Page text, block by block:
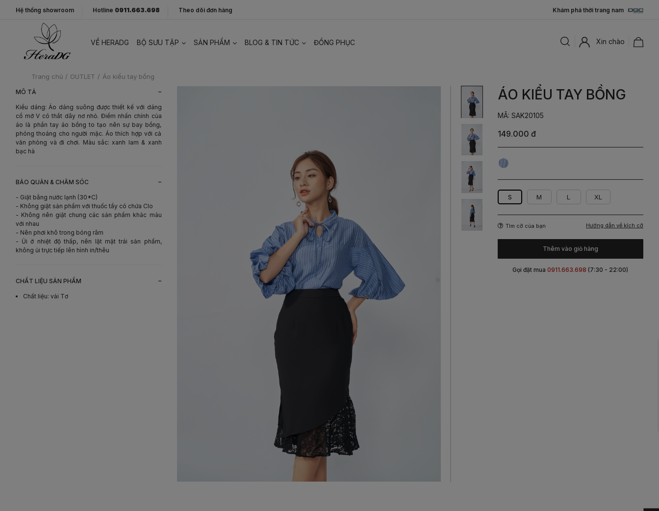
Hệ thống showroom Hotline 0911.663.698 Theo dõi đơn hàng Khám phá thời trang nam
VỀ HERADG BỘ SƯU TẬP SẢN PHẨM BLOG & TIN TỨC ĐỒNG PHỤC Xin chào
Trang chủ / OUTLET / Áo kiểu tay bồng
MÔ TẢ -
Kiểu dáng: Áo dáng suông được thiết kế với dáng
cổ mở V có thắt dây nơ nhỏ. Điểm nhấn chính của
áo là phần tay áo bồng to tạo nên sự bay bổng,
phóng thoáng cho người mặc. Áo thích hợp với cả
văn phòng và đi chơi. Màu sắc: xanh lam & xanh
bạc hà
BẢO QUẢN & CHĂM SÓC -
- Giặt bằng nước lạnh (30*C)
- Không giặt sản phẩm với thuốc tẩy có chứa Clo
- Không nên giặt chung các sản phẩm khác màu
với nhau
- Nên phơi khô trong bóng râm
- Ủi ở nhiệt độ thấp, nên lật mặt trái sản phẩm,
không ủi trực tiếp lên hình in/thêu
CHẤT LIỆU SẢN PHẨM -
Chất liệu: vải Tơ
ÁO KIỂU TAY BỒNG
MÃ: SAK20105
149.000 đ
Xanh
Nhạt
S M L XL
Tìm cỡ của bạn Hướng dẫn về kích cỡ
Thêm vào giỏ hàng
Gọi đặt mua0911.663.698 (7:30 - 22:00)